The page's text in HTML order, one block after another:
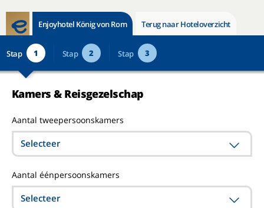
Enjoyhotel König von Rom Terug naar Hoteloverzicht
Stap 1 Stap 2 Stap 3
Kamers & Reisgezelschap
Aantal tweepersoonskamers
Selecteer
Aantal éénpersoonskamers
Selecteer